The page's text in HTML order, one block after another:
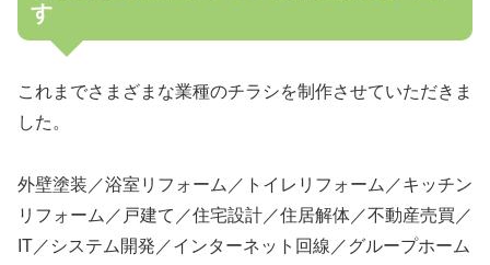
す
これまでさまざまな業種のチラシを制作させていただきま
した。
外壁塗装／浴室リフォーム／トイレリフォーム／キッチン
リフォーム／戸建て／住宅設計／住居解体／不動産売買／
IT／システム開発／インターネット回線／グループホーム